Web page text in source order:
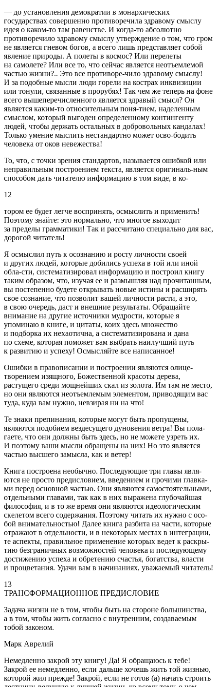
— до установления демократии в монархических
государствах совершенно противоречила здравому смыслу
идея о каком-то там равенстве. И когда-то абсолютно
противоречило здравому смыслу утверждение о том, что гром
не является гневом богов, а всего лишь представляет собой
явление природы. А полеты в космос? Или перелеты
на самолете? Или все то, что сейчас является неотъемлемой
частью жизни?.. Это все противоре-чило здравому смыслу!
И за подобные мысли люди горели на кострах инквизиции
или тонули, связанные в прорубях! Так чем же теперь на фоне
всего вышеперечисленного является здравый смысл? Он
является каким-то относительным поня-тием, наделенным
смыслом, который выгоден определенному контингенту
людей, чтобы держать остальных в добровольных кандалах!
Только умение мыслить нестандартно может осво-бодить
человека от оков невежества!
То, что, с точки зрения стандартов, называется ошибкой или
неправильным построением текста, является оригиналь-ным
способом дать читателю информацию в том виде, в ко-
12
тором ее будет легче воспринять, осмыслить и применить!
Поэтому знайте: это нормально, что многое выходит
за пределы грамматики! Так и рассчитано специально для вас,
дорогой читатель!
Я осмыслил путь к осознанию и росту личности своей
и других людей, которые добились успеха в той или иной
обла-сти, систематизировал информацию и построил книгу
таким образом, что, изучая ее и размышляя над прочитанным,
вы постепенно будете открывать новые истины и расширять
свое сознание, что позволит вашей личности расти, а это,
в свою очередь, даст и внешние результаты. Обращайте
внимание на другие источники мудрости, которые я
упоминаю в книге, и цитаты, коих здесь множество
и подборка их нехаотична, а систематизирована и дана
по схеме, которая поможет вам выбрать наилучший путь
к развитию и успеху! Осмысляйте все написанное!
Ошибки в правописании и построении являются олице-
творением изящного, Божественной красоты дерева,
растущего среди мощнейших скал из золота. Им там не место,
но они являются неотъемлемым элементом, приводящим вас
туда, куда вам нужно, невзирая ни на что!
Те знаки препинания, которые могут быть пропущены,
являются подобием вездесущего дуновения ветра! Вы пола-
гаете, что они должны быть здесь, но не можете узреть их.
И поэтому ваши мысли обращены на них! Но это является
частью высшего замысла, как и ветер!
Книга построена необычно. Последующие три главы явля-
ются не просто предисловием, введением и прочими главка-
ми перед основной частью. Они являются самостоятельными,
отдельными главами, так как в них выражена глубочайшая
философия, и в то же время они являются идеологическим
скелетом всего содержания. Поэтому читать их нужно с осо-
бой внимательностью! Далее книга разбита на части, которые
отражают в отдельности, и в некоторых местах в интеграции,
те аспекты, правильное применение которых ведет к раскры-
тию безграничных возможностей человека и последующему
достижению успеха и обретению счастья, богатства, власти
и процветания. Удачи вам в начинаниях, уважаемый читатель!
13
ТРАНСФОРМАЦИОННОЕ ПРЕДИСЛОВИЕ
Задача жизни не в том, чтобы быть на стороне большинства,
а в том, чтобы жить согласно с внутренним, создаваемым
тобой законом.
Марк Аврелий
Немедленно закрой эту книгу! Да! Я обращаюсь к тебе!
Закрой ее немедленно, если дальше хочешь жить той жизнью,
которой жил прежде! Закрой, если не готов (а) начать строить